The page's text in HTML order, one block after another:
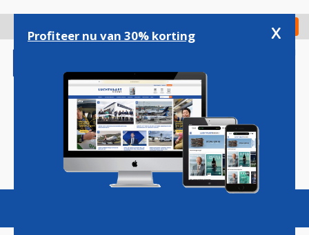
gaan
Check in
Magazine Podcasts Vacatures
Profiteer nu van 30% korting x